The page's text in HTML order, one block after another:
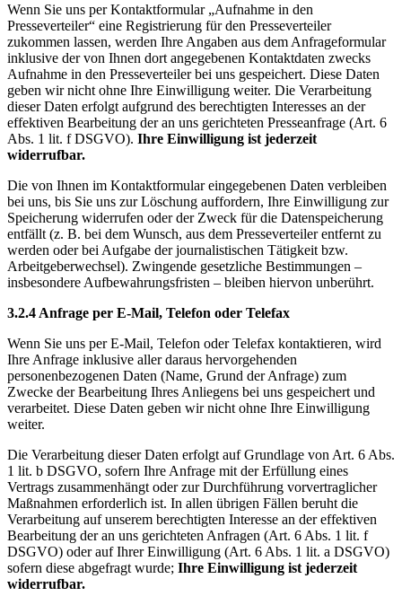
Wenn Sie uns per Kontaktformular „Aufnahme in den
Presseverteiler“ eine Registrierung für den Presseverteiler
zukommen lassen, werden Ihre Angaben aus dem Anfrageformular
inklusive der von Ihnen dort angegebenen Kontaktdaten zwecks
Aufnahme in den Presseverteiler bei uns gespeichert. Diese Daten
geben wir nicht ohne Ihre Einwilligung weiter. Die Verarbeitung
dieser Daten erfolgt aufgrund des berechtigten Interesses an der
effektiven Bearbeitung der an uns gerichteten Presseanfrage (Art. 6
Abs. 1 lit. f DSGVO). Ihre Einwilligung ist jederzeit
widerrufbar.
Die von Ihnen im Kontaktformular eingegebenen Daten verbleiben
bei uns, bis Sie uns zur Löschung auffordern, Ihre Einwilligung zur
Speicherung widerrufen oder der Zweck für die Datenspeicherung
entfällt (z. B. bei dem Wunsch, aus dem Presseverteiler entfernt zu
werden oder bei Aufgabe der journalistischen Tätigkeit bzw.
Arbeitgeberwechsel). Zwingende gesetzliche Bestimmungen –
insbesondere Aufbewahrungsfristen – bleiben hiervon unberührt.
3.2.4 Anfrage per E‑Mail, Telefon oder Telefax
Wenn Sie uns per E‑Mail, Telefon oder Telefax kontaktieren, wird
Ihre Anfrage inklusive aller daraus hervorgehenden
personenbezogenen Daten (Name, Grund der Anfrage) zum
Zwecke der Bearbeitung Ihres Anliegens bei uns gespeichert und
verarbeitet. Diese Daten geben wir nicht ohne Ihre Einwilligung
weiter.
Die Verarbeitung dieser Daten erfolgt auf Grundlage von Art. 6 Abs.
1 lit. b DSGVO, sofern Ihre Anfrage mit der Erfüllung eines
Vertrags zusammenhängt oder zur Durchführung vorvertraglicher
Maßnahmen erforderlich ist. In allen übrigen Fällen beruht die
Verarbeitung auf unserem berechtigten Interesse an der effektiven
Bearbeitung der an uns gerichteten Anfragen (Art. 6 Abs. 1 lit. f
DSGVO) oder auf Ihrer Einwilligung (Art. 6 Abs. 1 lit. a DSGVO)
sofern diese abgefragt wurde; Ihre Einwilligung ist jederzeit
widerrufbar.